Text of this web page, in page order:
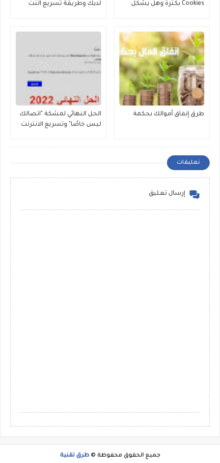
Cookies بكثرة وهل يشكل
لديك وطريقة تسريع النت
طرق إنفاق أموالك بحكمة
الحل النهائي لمشكة "اتصالك
ليس خاصًا" وتسريع الانترنت
تعليقات
إرسال تعليق
جميع الحقوق محفوظة © طرق تقنية